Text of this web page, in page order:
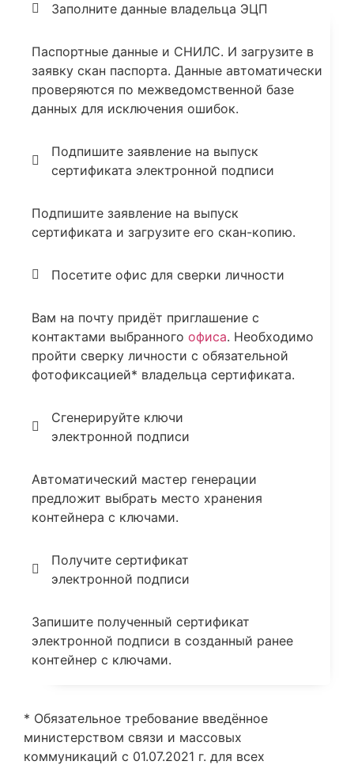
Заполните данные владельца ЭЦП
Паспортные данные и СНИЛС. И загрузите в
заявку скан паспорта. Данные автоматически
проверяются по межведомственной базе
данных для исключения ошибок.
Подпишите заявление на выпуск
сертификата электронной подписи
Подпишите заявление на выпуск
сертификата и загрузите его скан-копию.
Посетите офис для сверки личности
Вам на почту придёт приглашение с
контактами выбранного офиса. Необходимо
пройти сверку личности с обязательной
фотофиксацией* владельца сертификата.
Сгенерируйте ключи
электронной подписи
Автоматический мастер генерации
предложит выбрать место хранения
контейнера с ключами.
Получите сертификат
электронной подписи
Запишите полученный сертификат
электронной подписи в созданный ранее
контейнер с ключами.
* Обязательное требование введённое
министерством связи и массовых
коммуникаций с 01.07.2021 г. для всех